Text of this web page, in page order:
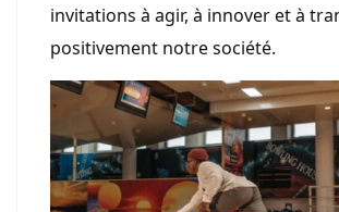
invitations à agir, à innover et à
positivement notre société.